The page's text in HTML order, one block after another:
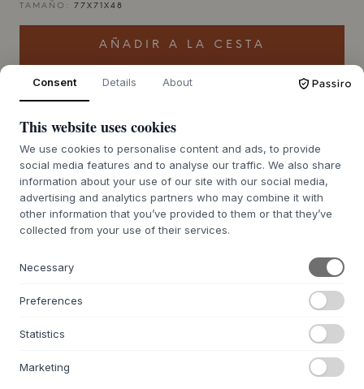
TAMAÑO: 77X71X48
AÑADIR A LA CESTA
DESCRIPCIÓN
El Rul Trolley de Normann Copenhagen
es un testimonio
del diseño escandinavo discreto. Creado por el diseñador
elegante. La estructura se presenta esbelta y delicada con
un acabado monocromático mate, que subraya la calidad
sólida y la estética atemporal. Las bandejas extraíbles
ofrecen flexibilidad, mientras que las cuatro ruedas – dos
más pequeñas para una rotación ágil y dos más grandes
colocación del mueble.
Consent Details About
This website uses cookies
We use cookies to personalise content and ads, to provide
social media features and to analyse our traffic. We also share
information about your use of our site with our social media,
advertising and analytics partners who may combine it with
other information that you’ve provided to them or that they’ve
collected from your use of their services.
Necessary
Preferences
Statistics
Marketing